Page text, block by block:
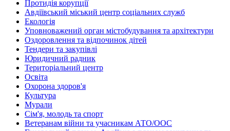
Протидія корупції
Авдіївський міський центр соціальних служб
Екологія
Уповноважений орган містобудування та архітектури
Оздоровлення та відпочинок дітей
Тендери та закупівлі
Юридичний радник
Територіальний центр
Освіта
Охорона здоров'я
Культура
Мурали
Сім'я, молодь та спорт
Ветеранам війни та учасникам АТО/ООС